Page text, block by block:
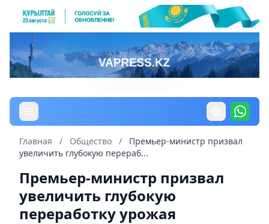
Главная / Общество /
Премьер-министр призвал
увеличить глубокую перераб...
Премьер-министр призвал
увеличить глубокую
переработку урожая